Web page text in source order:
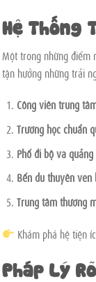
Hệ Thống
Một trong những điểm
tận hưởng những trải
Công viên trung
Trường học chuẩn
Phố đi bộ và
Bến du thuyền ven
Trung tâm thương
Khám phá hệ tiện
Pháp Lý